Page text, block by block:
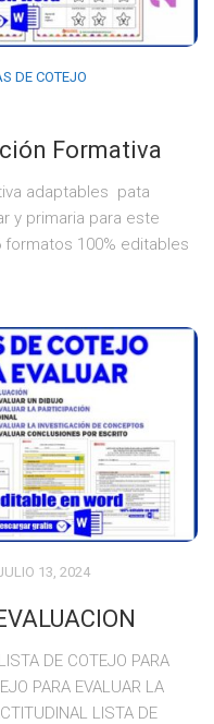
DE COTEJO
Formativa
adaptables pata
y primaria para este
100% editables
13, 2024
DE COTEJO PARA
PARA EVALUAR LA
LISTA DE